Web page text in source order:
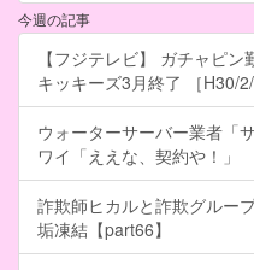
今週の記事
【フジテレビ】 ガチャピ
キッキーズ3月終了 ［H30/2/
ウォーターサーバー業者「
ワイ「ええな、契約や！」
詐欺師ヒカルと詐欺グルー
垢凍結【part66】